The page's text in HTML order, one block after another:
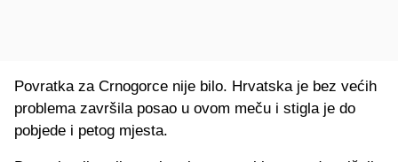
Povratka za Crnogorce nije bilo. Hrvatska je bez većih
problema završila posao u ovom meču i stigla je do
pobjede i petog mjesta.